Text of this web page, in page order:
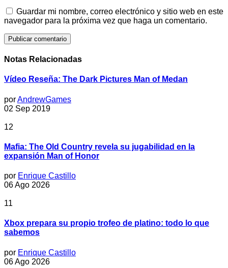
Guardar mi nombre, correo electrónico y sitio web en este
navegador para la próxima vez que haga un comentario.
Notas Relacionadas
Vídeo Reseña: The Dark Pictures Man of Medan
porAndrewGames
02 Sep 2019
12
Mafia: The Old Country revela su jugabilidad en la
expansión Man of Honor
por Enrique Castillo
06 Ago 2026
11
Xbox prepara su propio trofeo de platino: todo lo que
sabemos
por Enrique Castillo
06 Ago 2026